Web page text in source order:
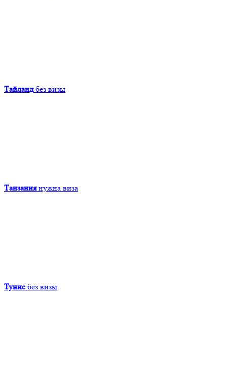
Тайланд без визы
Танзания нужна виза
Тунис без визы